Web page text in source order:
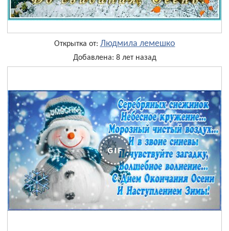
Открытка от: Людмила лемешко
Добавлена: 8 лет назад